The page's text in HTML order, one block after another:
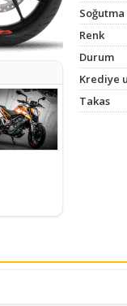
Soğutma
Renk
Durum
Krediye
Takas